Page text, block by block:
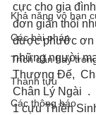
Khả năng vô hạn
Các bài pháp
Trích dẫn hay
Thành tựu
Các thông báo
cực cho gia
đơn giản thôi
được phước ơn
những người
Thượng Đế,
Chân Lý Ngài  .
1 cựu Thiền